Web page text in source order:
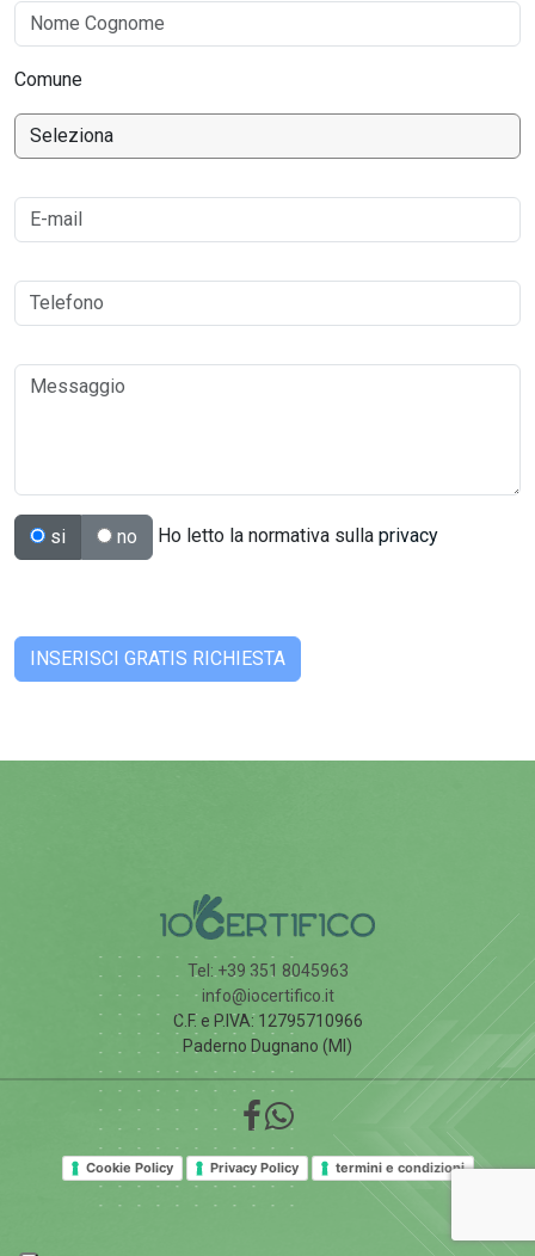
Comune
si no Ho letto la normativa sulla privacy
Tel: +39 351 8045963
info@iocertifico.it
C.F. e P.IVA: 12795710966
Paderno Dugnano (MI)
Cookie Policy Privacy Policy termini e condizioni